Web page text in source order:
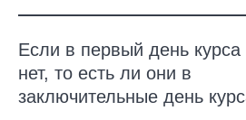
Если в первый день курса
нет, то есть ли они в
заключительные день